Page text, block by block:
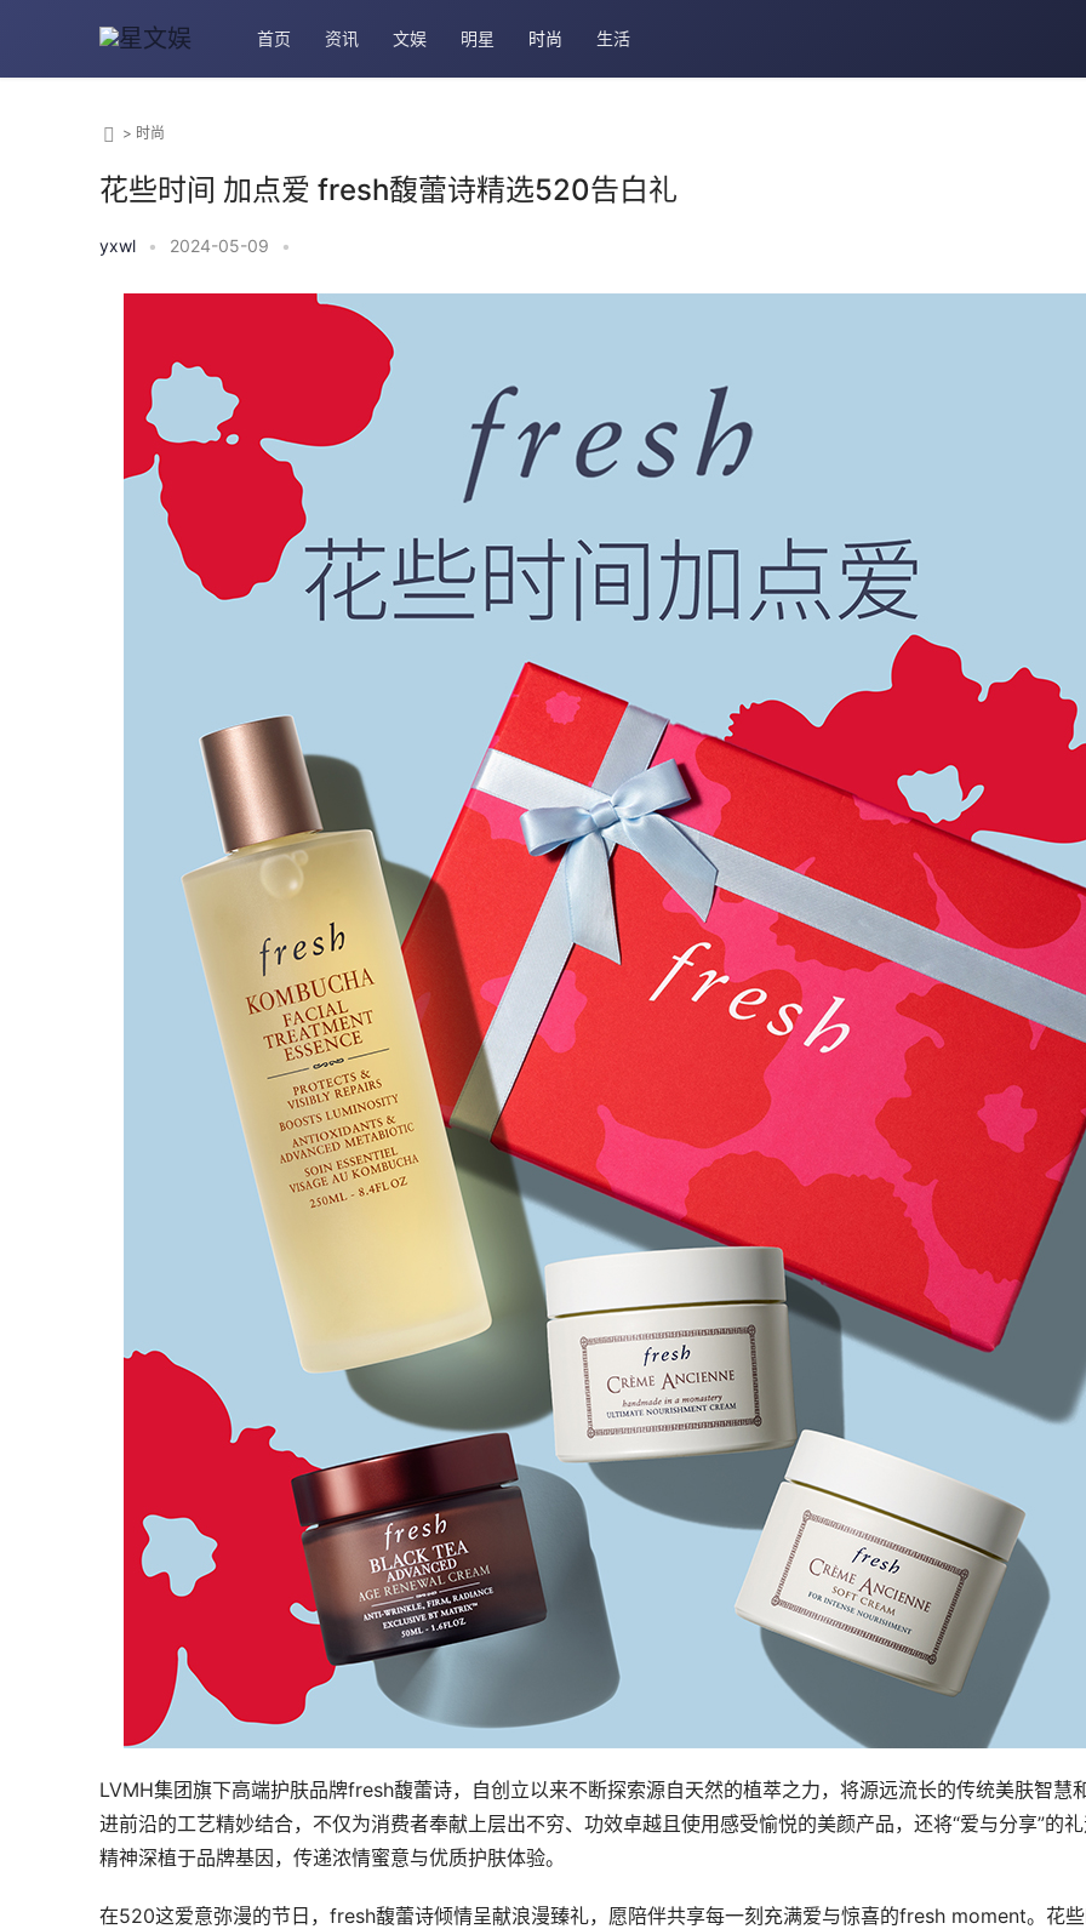
首页 资讯 文娱 明星 时尚 生活
> 时尚
花些时间 加点爱 fresh馥蕾诗精选520告白礼
yxwl • 2024-05-09 •
LVMH集团旗下高端护肤品牌fresh馥蕾诗，自创立以来不断探索源自天然的植萃之力，将源远流长的传统美肤智慧
进前沿的工艺精妙结合，不仅为消费者奉献上层出不穷、功效卓越且使用感受愉悦的美颜产品，还将“爱与分享”的
精神深植于品牌基因，传递浓情蜜意与优质护肤体验。
在520这爱意弥漫的节日，fresh馥蕾诗倾情呈献浪漫臻礼，愿陪伴共享每一刻充满爱与惊喜的fresh moment。花